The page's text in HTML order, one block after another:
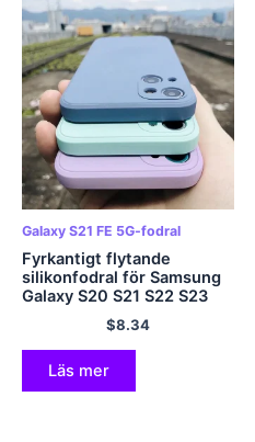
Galaxy S21 FE 5G-fodral
Fyrkantigt flytande
silikonfodral för Samsung
Galaxy S20 S21 S22 S23
Ultra 5G S21 FE S20 Plus
S10 A50 A70 Notera 20 10
Kärna mjukt omslag
$8.34
Läs mer